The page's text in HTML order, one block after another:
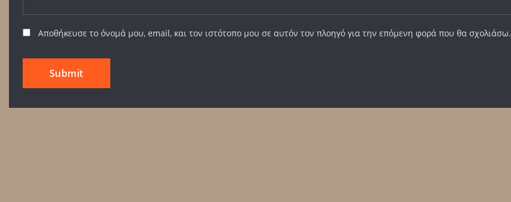
Αποθήκευσε το όνομά μου, email, και τον ιστότοπο μου σε αυτόν τον πλοηγό για την επόμενη φορά που θα σχολιάσω.